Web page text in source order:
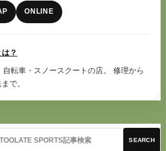
ONLINE
？
転車・スノースクートの店。 修理から
で。
SEARCH